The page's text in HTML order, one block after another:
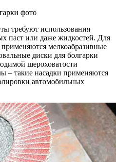
фото
требуют использования
паст или даже жидкостей. Для
мелкоабразивные
диски для болгарки
шероховатости
– такие насадки применяются
автомобильных